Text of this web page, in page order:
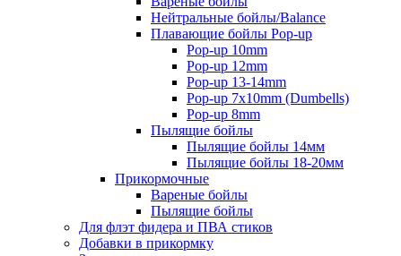
Нейтральные бойлы/Balance
Плавающие бойлы Pop-up
Pop-up 10mm
Pop-up 12mm
Pop-up 13-14mm
Pop-up 7x10mm (Dumbells)
Pop-up 8mm
Пылящие бойлы
Пылящие бойлы 14мм
Пылящие бойлы 18-20мм
Прикормочные
Вареные бойлы
Пылящие бойлы
Для флэт фидера и ПВА стиков
Добавки в прикормку